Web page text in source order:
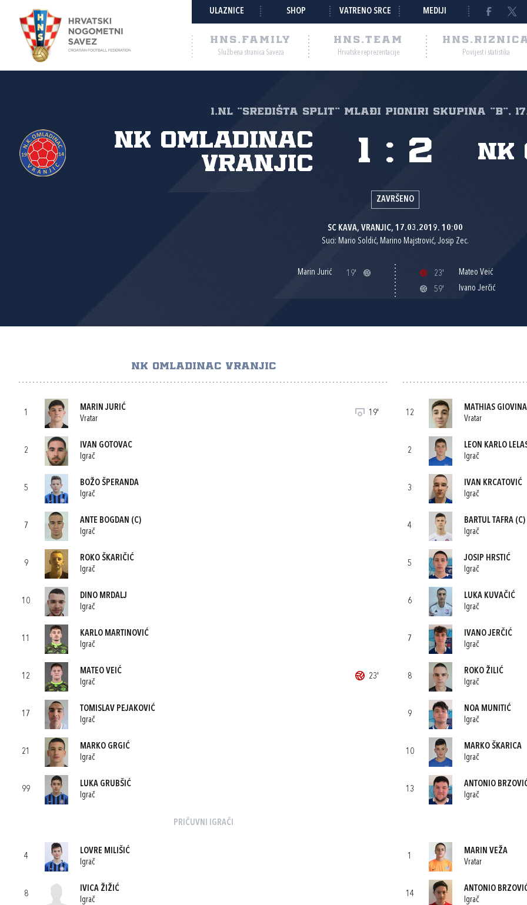
ULAZNICE SHOP VATRENO SRCE MEDIJI
HNS.FAMILY
Službena stranica Saveza
HNS.TEAM
Hrvatske reprezentacije Povijest i statistika
1.NL "SREDIŠTA SPLIT" Mlađi pioniri Skupina "B",
NK Omladinac
Vranjic
NK
1 : 2
ZAVRŠENO
SC KAVA, VRANJIC, 17.03.2019. 10:00
Suci: Mario Soldić, Marino Majstrović, Josip Zec.
Marin Jurić 19' 23'
Mateo Veić
59'
Ivano Jerčić
NK OMLADINAC VRANJIC
1
MARIN JURIĆ
Vratar
19'
2
IVAN GOTOVAC
Igrač
5
BOŽO ŠPERANDA
Igrač
7
ANTE BOGDAN (C)
Igrač
9
ROKO ŠKARIČIĆ
Igrač
10
DINO MRDALJ
Igrač
11
KARLO MARTINOVIĆ
Igrač
12
MATEO VEIĆ
Igrač
23'
17
TOMISLAV PEJAKOVIĆ
Igrač
21
MARKO GRGIĆ
Igrač
99
LUKA GRUBŠIĆ
Igrač
PRIČUVNI IGRAČI
4
LOVRE MILIŠIĆ
Igrač
8
IVICA ŽIŽIĆ
Igrač
12
MATHIAS
Vratar
2
LEON KARLO
Igrač
3
IVAN KRCATOVIĆ
Igrač
4
BARTUL TAFRA(C)
Igrač
5
JOSIP HRSTIĆ
Igrač
6
LUKA KUVAČIĆ
Igrač
7
IVANO JERČIĆ
Igrač
8
ROKO ŽILIĆ
Igrač
9
NOA MUNITIĆ
Igrač
10
MARKO ŠKARICA
Igrač
13
ANTONIO
Igrač
1
MARIN VEŽA
Vratar
14
ANTONIO
Igrač